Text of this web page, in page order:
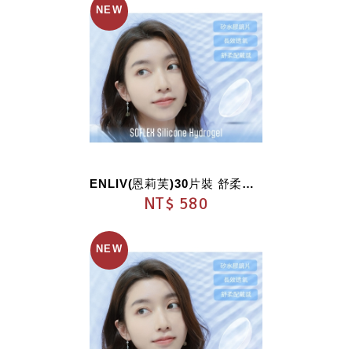
ENLIV(恩莉芙)30片裝 舒柔視 透明矽水膠日...
NT$ 580